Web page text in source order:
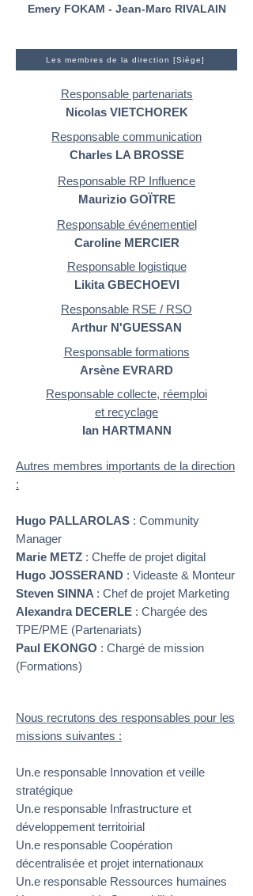
Emery FOKAM - Jean-Marc RIVALAIN
Les membres de la direction [Siège]
Responsable partenariats
Nicolas VIETCHOREK
Responsable communication
Charles LA BROSSE
Responsable événementiel
Caroline MERCIER
Responsable logistique
Likita GBECHOEVI
Responsable RSE / RSO
Arthur N'GUESSAN
Autres membres importants de la direction
:
Hugo PALLAROLAS : Community
Manager
Marie METZ : Cheffe de projet digital
Hugo JOSSERAND : Videaste & Monteur
Steven SINNA : Chef de projet Marketing
Alexandra DECERLE : Chargée des
TPE/PME (Partenariats)
Paul EKONGO : Chargé de mission
(Formations)
Nous recrutons des responsables pour les
missions suivantes :
Un.e responsable Innovation et veille
stratégique
Un.e responsable Infrastructure et
développement territoirial
Un.e responsable Coopération
décentralisée et projet internationaux
Un.e responsable Ressources humaines
Responsable RP Influence
Maurizio GOÏTRE
Responsable formations
Arsène EVRARD
Responsable collecte, réemploi
et recyclage
Ian HARTMANN